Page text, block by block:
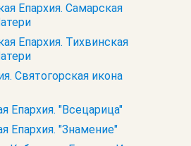
Епархия. Самарская
Епархия. Тихвинская
Святогорская икона
Епархия. "Всецарица"
Епархия. "Знамение"